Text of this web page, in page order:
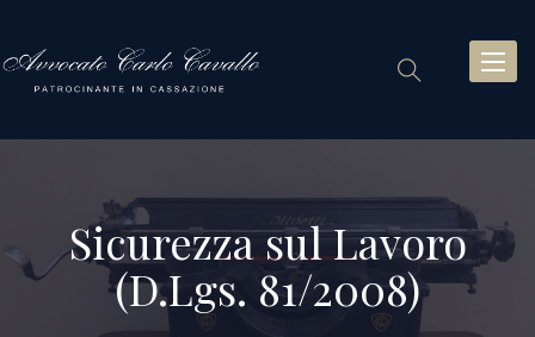
Sicurezza sul Lavoro
(D.Lgs. 81/2008)